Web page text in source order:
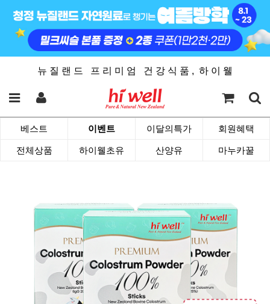
뉴 질 랜 드 프 리 미 엄 건 강 식 품 , 하 이 웰
베스트 이벤트 이달의특가 회원혜택
전체상품 하이웰초유 산양유 마누카꿀